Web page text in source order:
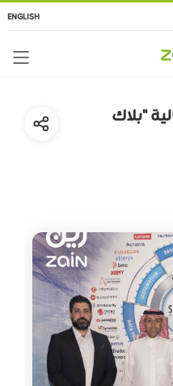
ENGLISH
"بلاك